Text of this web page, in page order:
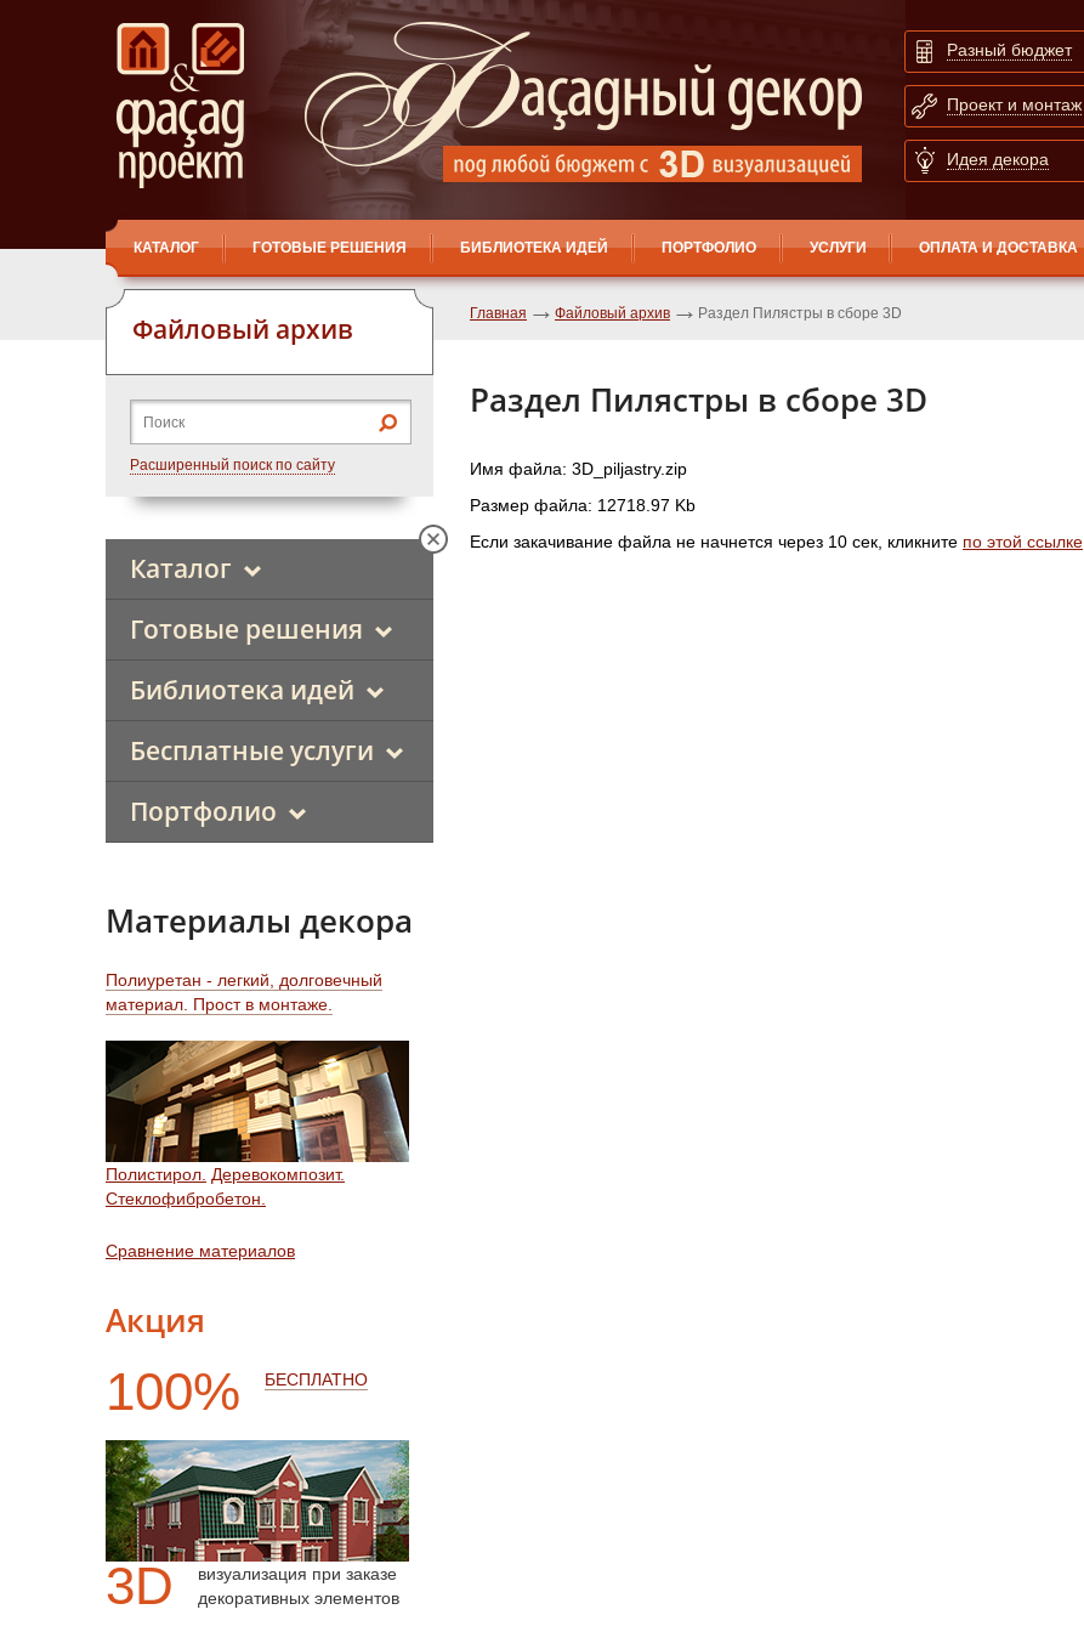
Разный бюджет
Проект и монтаж
Идея декора
КАТАЛОГ ГОТОВЫЕ РЕШЕНИЯ БИБЛИОТЕКА ИДЕЙ ПОРТФОЛИО УСЛУГИ ОПЛАТА И ДОСТАВКА
Файловый архив
Расширенный поиск по сайту
Каталог
Готовые решения
Библиотека идей
Бесплатные услуги
Портфолио
Материалы декора
Полиуретан - легкий, долговечный
материал. Прост в монтаже.
Полистирол. Деревокомпозит.
Стеклофибробетон.
Сравнение материалов
Акция
100% БЕСПЛАТНО
3D
визуализация при заказе
декоративных элементов
Главная Файловый архив Раздел Пилястры в сборе 3D
Раздел Пилястры в сборе 3D
Имя файла: 3D_piljastry.zip
Размер файла: 12718.97 Kb
Если закачивание файла не начнется через 10 сек, кликните по этой ссылке